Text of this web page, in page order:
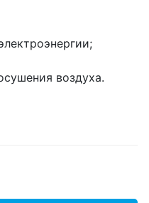
воздуха.